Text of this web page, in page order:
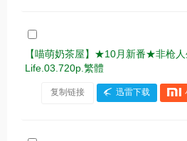
【喵萌奶茶屋】★10月新番★非枪
Life.03.720p.繁體
复制链接 迅雷下载